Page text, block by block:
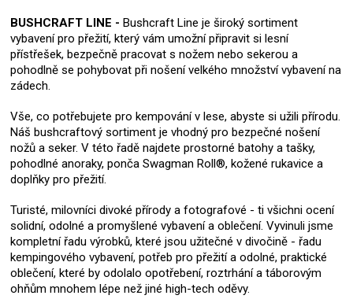
BUSHCRAFT LINE - Bushcraft Line je široký sortiment
vybavení pro přežití, který vám umožní připravit si lesní
přístřešek, bezpečně pracovat s nožem nebo sekerou a
pohodlně se pohybovat při nošení velkého množství vybavení na
zádech.
Vše, co potřebujete pro kempování v lese, abyste si užili přírodu.
Náš bushcraftový sortiment je vhodný pro bezpečné nošení
nožů a seker. V této řadě najdete prostorné batohy a tašky,
pohodlné anoraky, ponča Swagman Roll®, kožené rukavice a
doplňky pro přežití.
Turisté, milovníci divoké přírody a fotografové - ti všichni ocení
solidní, odolné a promyšlené vybavení a oblečení. Vyvinuli jsme
kompletní řadu výrobků, které jsou užitečné v divočině - řadu
kempingového vybavení, potřeb pro přežití a odolné, praktické
oblečení, které by odolalo opotřebení, roztrhání a táborovým
ohňům mnohem lépe než jiné high-tech oděvy.